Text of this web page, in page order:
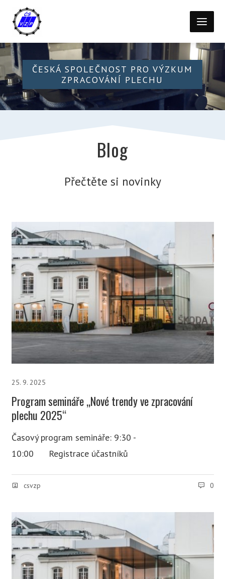
ČESKÁ SPOLEČNOST PRO VÝZKUM
ZPRACOVÁNÍ PLECHU
Blog
Přečtěte si novinky
25. 9. 2025
Program semináře „Nové trendy ve zpracování
plechu 2025“
Časový program semináře: 9:30 -
10:00 Registrace účastníků
csvzp 0